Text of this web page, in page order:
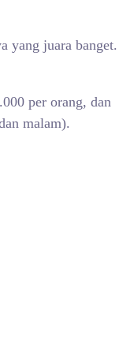
yang juara banget.
per orang, dan
malam).